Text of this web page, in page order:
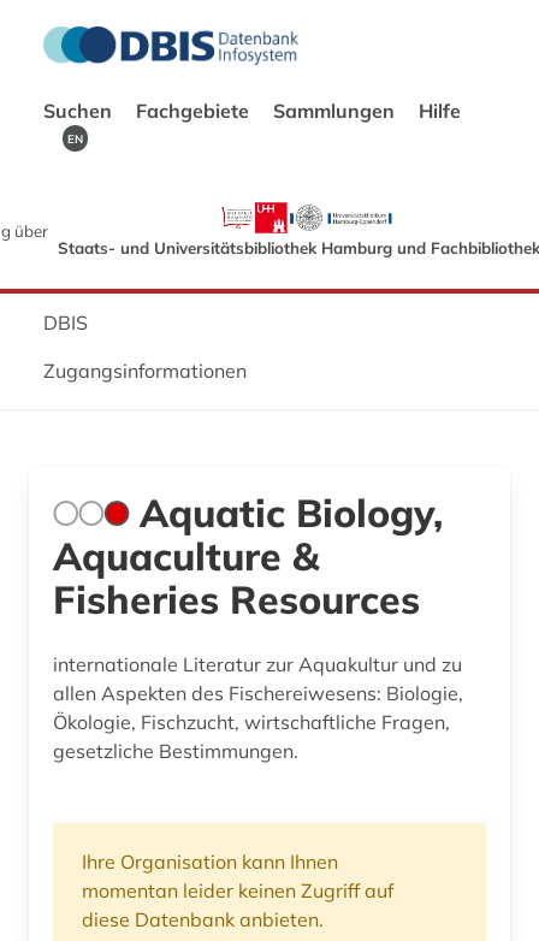
Suchen Fachgebiete Sammlungen Hilfe
EN
über
Staats- und Universitätsbibliothek Hamburg und
DBIS
Zugangsinformationen
Aquatic Biology,
Aquaculture &
Fisheries Resources
internationale Literatur zur Aquakultur und zu
allen Aspekten des Fischereiwesens: Biologie,
Ökologie, Fischzucht, wirtschaftliche Fragen,
gesetzliche Bestimmungen.
Ihre Organisation kann Ihnen
momentan leider keinen Zugriff auf
diese Datenbank anbieten.